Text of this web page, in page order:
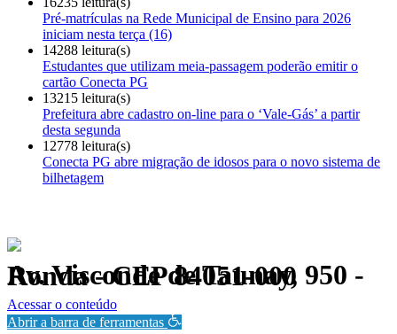
Pré-matrículas na Rede Municipal de Ensino para 2026
iniciam nesta terça (16)
14288 leitura(s)
Estudantes que utilizam meia-passagem poderão emitir o
cartão Conecta PG
13215 leitura(s)
Prefeitura abre cadastro on-line para o ‘Vale-Gás’ a partir
desta segunda
12778 leitura(s)
Conecta PG abre migração de idosos para o novo sistema de
bilhetagem
Av. Visconde de Taunay, 950 - Ronda - CEP 84051-000
Política de Privacidade.
Acessar o conteúdo
Abrir a barra de ferramentas